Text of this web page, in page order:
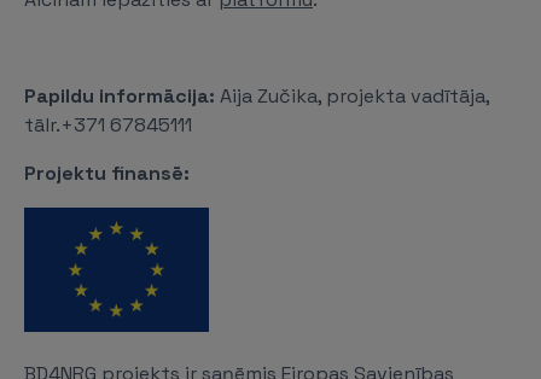
Papildu informācija: Aija Zučika, projekta vadītāja,
tālr.+371 67845111
Projektu finansē:
BD4NRG projekts ir saņēmis Eiropas Savienības